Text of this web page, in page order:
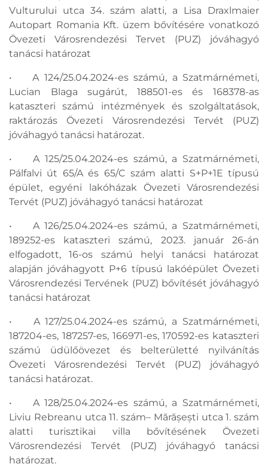
Vulturului utca 34. szám alatti, a Lisa Draxlmaier
Autopart Romania Kft. üzem bővítésére vonatkozó
Övezeti Városrendezési Tervet (PUZ) jóváhagyó
tanácsi határozat
• A 124/25.04.2024-es számú, a Szatmárnémeti,
Lucian Blaga sugárút, 188501-es és 168378-as
kataszteri számú intézmények és szolgáltatások,
raktározás Övezeti Városrendezési Tervét (PUZ)
jóváhagyó tanácsi határozat.
• A 125/25.04.2024-es számú, a Szatmárnémeti,
Pálfalvi út 65/A és 65/C szám alatti S+P+1E típusú
épület, egyéni lakóházak Övezeti Városrendezési
Tervét (PUZ) jóváhagyó tanácsi határozat
• A 126/25.04.2024-es számú, a Szatmárnémeti,
189252-es kataszteri számú, 2023. január 26-án
elfogadott, 16-os számú helyi tanácsi határozat
alapján jóváhagyott P+6 típusú lakóépület Övezeti
Városrendezési Tervének (PUZ) bővítését jóváhagyó
tanácsi határozat
• A 127/25.04.2024-es számú, a Szatmárnémeti,
187204-es, 187257-es, 166971-es, 170592-es kataszteri
számú üdülőövezet és belterületté nyilvánítás
Övezeti Városrendezési Tervét (PUZ) jóváhagyó
tanácsi határozat.
• A 128/25.04.2024-es számú, a Szatmárnémeti,
Liviu Rebreanu utca 11. szám– Mărășești utca 1. szám
alatti turisztikai villa bővítésének Övezeti
Városrendezési Tervét (PUZ) jóváhagyó tanácsi
határozat.